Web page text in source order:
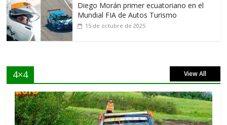
Diego Morán primer ecuatoriano en el
Mundial FIA de Autos Turismo
15 de octubre de 2025
4×4 View All